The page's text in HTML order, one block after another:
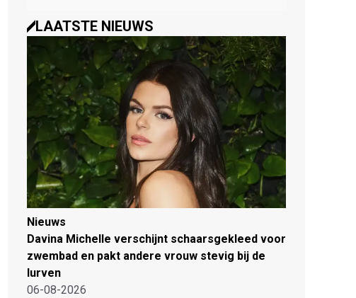
LAATSTE NIEUWS
Nieuws
Davina Michelle verschijnt schaarsgekleed voor
zwembad en pakt andere vrouw stevig bij de
lurven
06-08-2026